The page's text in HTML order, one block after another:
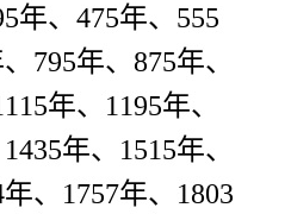
年、475年、555
795年、875年、
年、1195年、
年、1515年、
、1757年、1803